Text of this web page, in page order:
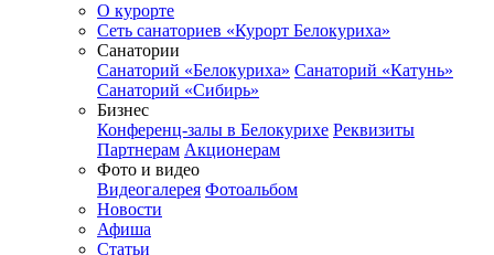
О курорте
Сеть санаториев «Курорт Белокуриха»
Санатории
Санаторий «Белокуриха» Санаторий «Катунь»
Санаторий «Сибирь»
Бизнес
Конференц-залы в Белокурихе Реквизиты
Партнерам Акционерам
Фото и видео
Видеогалерея Фотоальбом
Новости
Афиша
Статьи